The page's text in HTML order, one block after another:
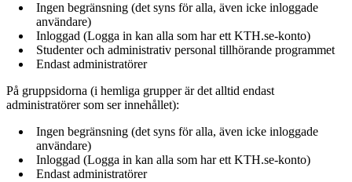
Ingen begränsning (det syns för alla, även icke inloggade
användare)
Inloggad (Logga in kan alla som har ett KTH.se-konto)
Studenter och administrativ personal tillhörande programmet
Endast administratörer
På gruppsidorna (i hemliga grupper är det alltid endast
administratörer som ser innehållet):
Ingen begränsning (det syns för alla, även icke inloggade
användare)
Inloggad (Logga in kan alla som har ett KTH.se-konto)
Endast administratörer